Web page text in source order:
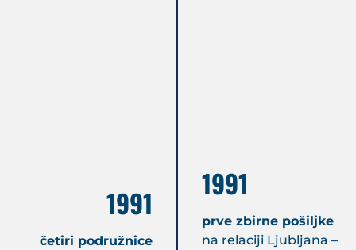
1991
četiri podružnice
1991
prve zbirne pošiljke
na relaciji Ljubljana –